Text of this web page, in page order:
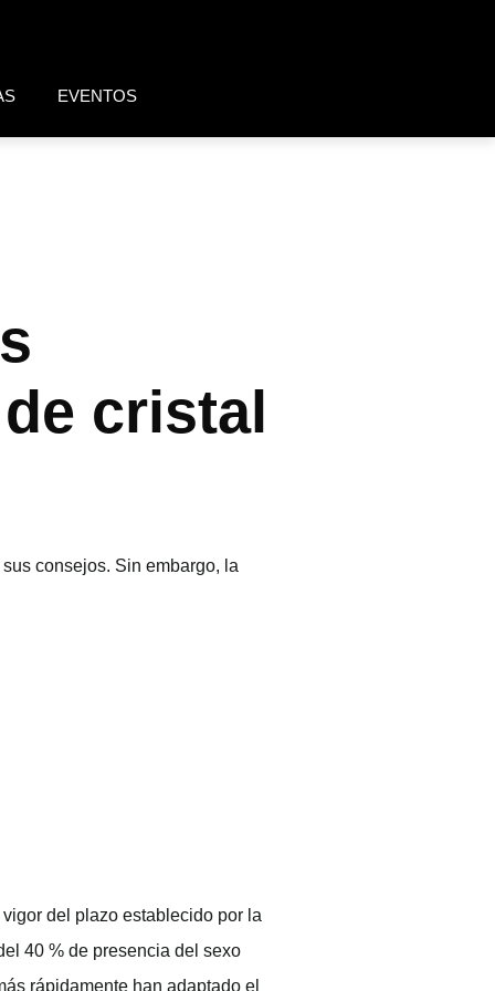
EVENTOS
cristal
consejos. Sin embargo, la
del plazo establecido por la
40 % de presencia del sexo
rápidamente han adaptado el